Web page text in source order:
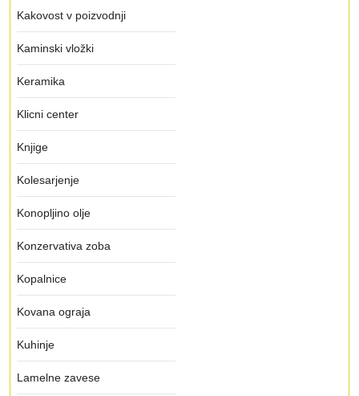
Kakovost v poizvodnji
Kaminski vložki
Keramika
Klicni center
Knjige
Kolesarjenje
Konopljino olje
Konzervativa zoba
Kopalnice
Kovana ograja
Kuhinje
Lamelne zavese